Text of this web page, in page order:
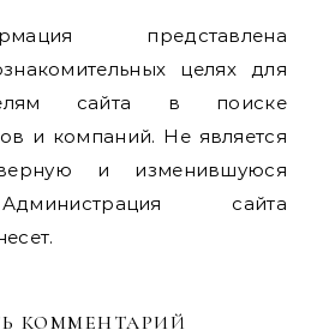
представлена
целях для
сайта в поиске
и компаний. Не является
и изменившуюся
сайта
КОММЕНТАРИЙ